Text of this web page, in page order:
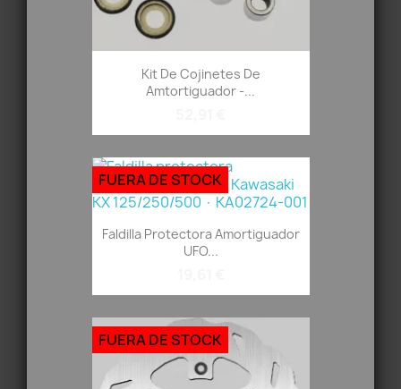
Kit De Cojinetes De
Amtortiguador -...
Faldilla Protectora Amortiguador
UFO...
FUERA DE STOCK
FUERA DE STOCK